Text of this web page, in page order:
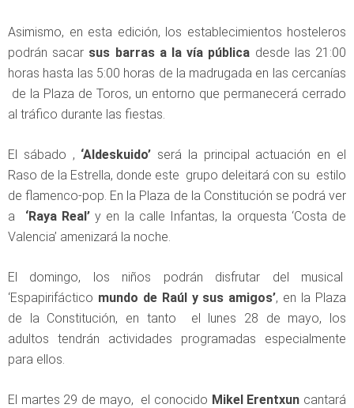
Asimismo, en esta edición, los establecimientos hosteleros
podrán sacar sus barras a la vía pública desde las 21:00
horas hasta las 5:00 horas de la madrugada en las cercanías
de la Plaza de Toros, un entorno que permanecerá cerrado
al tráfico durante las fiestas.
El sábado , ‘Aldeskuido’ será la principal actuación en el
Raso de la Estrella, donde este grupo deleitará con su estilo
de flamenco-pop. En la Plaza de la Constitución se podrá ver
a ‘Raya Real’y en la calle Infantas, la orquesta ‘Costa de
Valencia’ amenizará la noche.
El domingo, los niños podrán disfrutar del musical
‘Espapirifáctico mundo de Raúl y sus amigos’, en la Plaza
de la Constitución, en tanto el lunes 28 de mayo, los
adultos tendrán actividades programadas especialmente
para ellos.
El martes 29 de mayo, el conocido Mikel Erentxun cantará